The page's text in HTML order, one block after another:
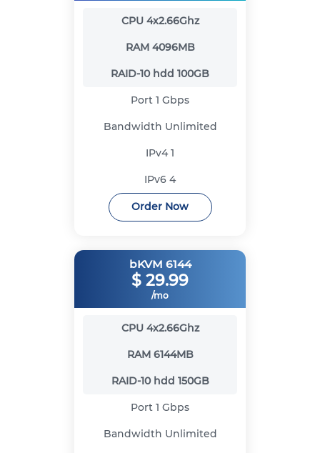
CPU 4x2.66Ghz
RAM 4096MB
RAID-10 hdd 100GB
Port 1 Gbps
Bandwidth Unlimited
IPv41
IPv6 4
Order Now
bKVM 6144
$ 29.99
/mo
CPU 4x2.66Ghz
RAM 6144MB
RAID-10 hdd 150GB
Port 1 Gbps
Bandwidth Unlimited